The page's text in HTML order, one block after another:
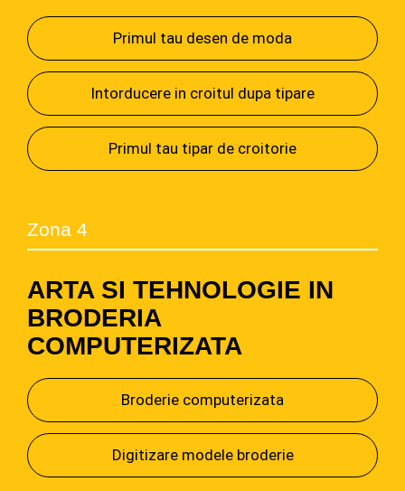
Primul tau desen de moda
Intorducere in croitul dupa tipare
Primul tau tipar de croitorie
Zona 4
ARTA SI TEHNOLOGIE IN
BRODERIA
COMPUTERIZATA
Broderie computerizata
Digitizare modele broderie